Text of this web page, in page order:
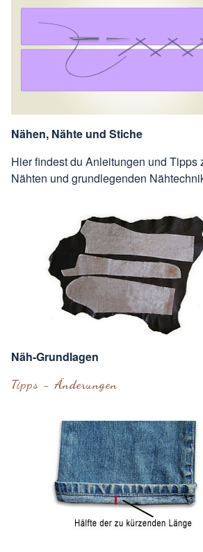
Nähen, Nähte und Stiche
Hier findest du Anleitungen und Tipps
Nähten und grundlegenden
Näh-Grundlagen
Tipps - Änderungen